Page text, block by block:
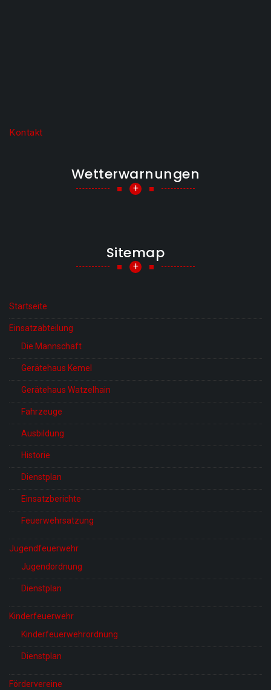
Kontakt
Wetterwarnungen
+
Sitemap
+
Startseite
Einsatzabteilung
Die Mannschaft
Gerätehaus Kemel
Gerätehaus Watzelhain
Fahrzeuge
Ausbildung
Historie
Dienstplan
Einsatzberichte
Feuerwehrsatzung
Jugendfeuerwehr
Jugendordnung
Dienstplan
Kinderfeuerwehr
Kinderfeuerwehrordnung
Dienstplan
Fördervereine